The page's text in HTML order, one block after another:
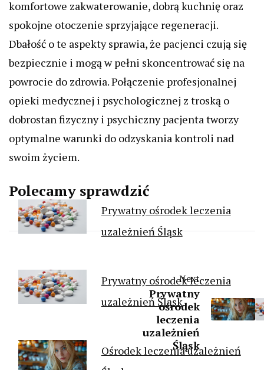
komfortowe zakwaterowanie, dobrą kuchnię oraz
spokojne otoczenie sprzyjające regeneracji.
Dbałość o te aspekty sprawia, że pacjenci czują się
bezpiecznie i mogą w pełni skoncentrować się na
powrocie do zdrowia. Połączenie profesjonalnej
opieki medycznej i psychologicznej z troską o
dobrostan fizyczny i psychiczny pacjenta tworzy
optymalne warunki do odzyskania kontroli nad
swoim życiem.
Polecamy sprawdzić
Prywatny ośrodek leczenia
uzależnień Śląsk
Prywatny ośrodek leczenia
uzależnień Śląsk
Ośrodek leczenia uzależnień
Next
Prywatny
ośrodek
leczenia
uzależnień
Śląsk